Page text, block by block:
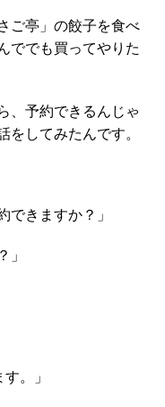
ご亭」の餃子を食べ
ででも買ってやりた
、予約できるんじゃ
してみたんです。
できますか？」
」
。」